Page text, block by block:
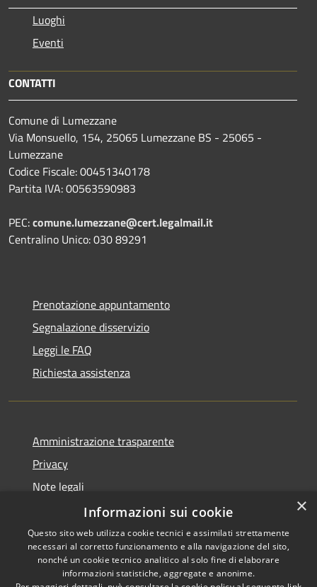
Luoghi
Eventi
CONTATTI
Comune di Lumezzane
Via Monsuello, 154, 25065 Lumezzane BS - 25065 -
Lumezzane
Codice Fiscale: 00451340178
Partita IVA: 00563590983
PEC:comune.lumezzane@cert.legalmail.it
Centralino Unico: 030 89291
Prenotazione appuntamento
Segnalazione disservizio
Leggi le FAQ
Richiesta assistenza
Amministrazione trasparente
Privacy
Note legali
Dichiarazione di accessibilità
RSS Copyright © 2026 • Comune di
×
Informazioni sui cookie
Questo sito web utilizza cookie tecnici e assimilati strettamente
necessari al corretto funzionamento e alla navigazione del sito,
nonché un cookie tecnico analitico al solo fine di elaborare
informazioni statistiche, aggregate e anonime.